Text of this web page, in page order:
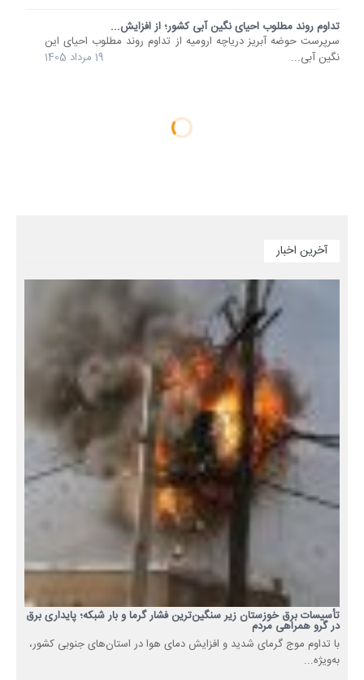
تداوم روند مطلوب احیای نگین آبی کشور؛ از افزایش...
سرپرست حوضه آبریز دریاچه ارومیه از تداوم روند مطلوب احیای این
نگین آبی...
19 مرداد 1405
آخرین اخبار
تأسیسات برق خوزستان زیر سنگین‌ترین فشار گرما و بار شبکه؛ پایداری برق
در گرو همراهی مردم
با تداوم موج گرمای شدید و افزایش دمای هوا در استان‌های جنوبی کشور،
به‌ویژه...